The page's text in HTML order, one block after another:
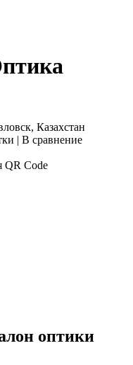
Казахстан
| В сравнение
оптики